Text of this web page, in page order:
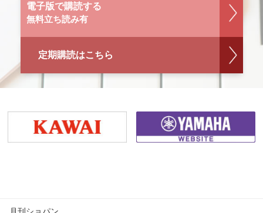
電子版で購読する
無料立ち読み有
定期購読はこちら
月刊ショパン